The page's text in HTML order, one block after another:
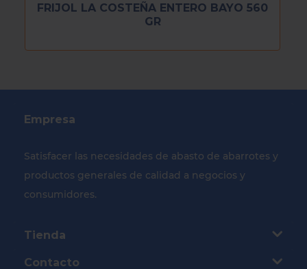
FRIJOL LA COSTEÑA ENTERO BAYO 560
GR
Empresa
Satisfacer las necesidades de abasto de abarrotes y
productos generales de calidad a negocios y
consumidores.
Tienda
Contacto